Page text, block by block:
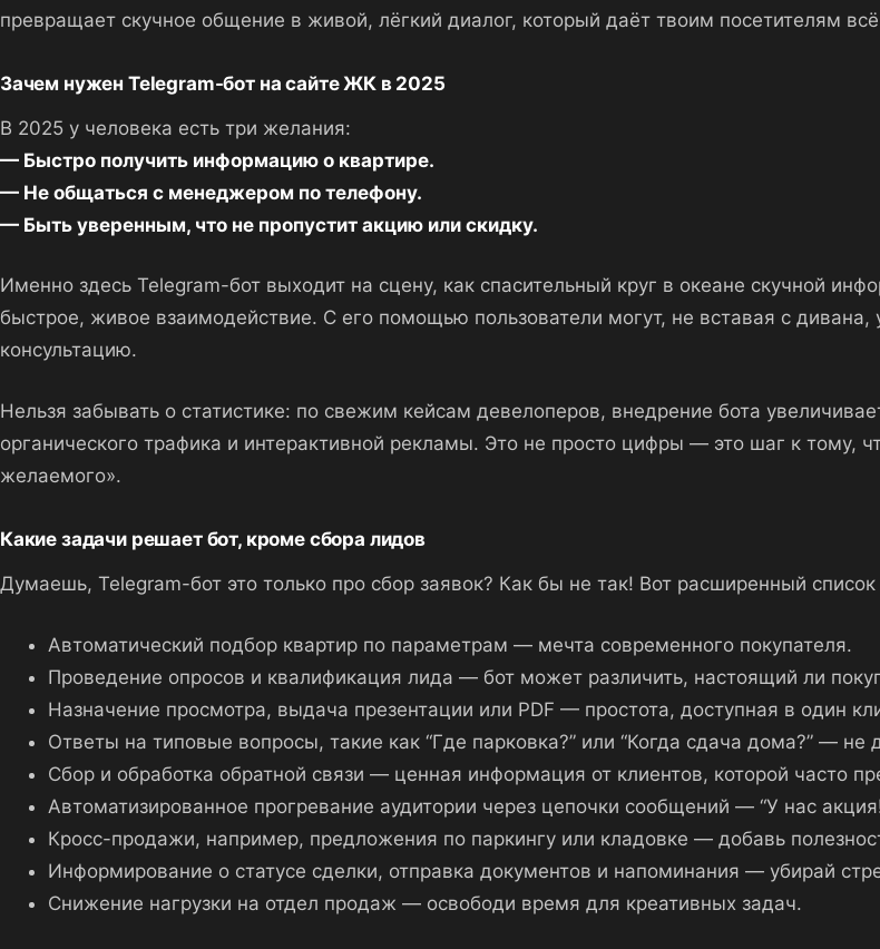
превращает скучное общение в живой, лёгкий диалог, который даёт твоим посетителям
Зачем нужен Telegram-бот на сайте ЖК в 2025
В 2025 у человека есть три желания:
— Быстро получить информацию о квартире.
— Не общаться с менеджером по телефону.
— Быть уверенным, что не пропустит акцию или скидку.
Именно здесь Telegram-бот выходит на сцену, как спасительный круг в океане скучной
быстрое, живое взаимодействие. С его помощью пользователи могут, не вставая с дивана,
консультацию.
Нельзя забывать о статистике: по свежим кейсам девелоперов, внедрение бота
органического трафика и интерактивной рекламы. Это не просто цифры — это шаг к тому,
желаемого».
Какие задачи решает бот, кроме сбора лидов
Думаешь, Telegram-бот это только про сбор заявок? Как бы не так! Вот расширенный
Автоматический подбор квартир по параметрам — мечта современного покупателя.
Проведение опросов и квалификация лида — бот может различить, настоящий ли
Назначение просмотра, выдача презентации или PDF — простота, доступная в один
Ответы на типовые вопросы, такие как “Где парковка?” или “Когда сдача дома?” —
Сбор и обработка обратной связи — ценная информация от клиентов, которой часто
Автоматизированное прогревание аудитории через цепочки сообщений — “У нас
Кросс-продажи, например, предложения по паркингу или кладовке — добавь
Информирование о статусе сделки, отправка документов и напоминания — убирай
Снижение нагрузки на отдел продаж — освободи время для креативных задач.